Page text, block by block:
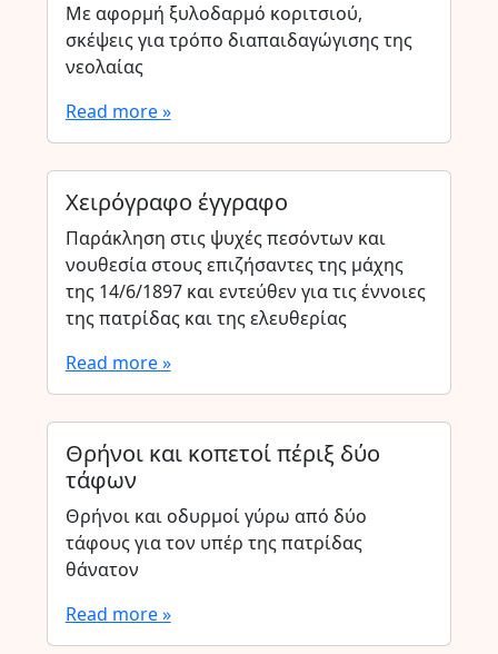
Με αφορμή ξυλοδαρμό κοριτσιού,
σκέψεις για τρόπο διαπαιδαγώγισης της
νεολαίας
Read more »
Χειρόγραφο έγγραφο
Παράκληση στις ψυχές πεσόντων και
νουθεσία στους επιζήσαντες της μάχης
της 14/6/1897 και εντεύθεν για τις έννοιες
της πατρίδας και της ελευθερίας
Read more »
Θρήνοι και κοπετοί πέριξ δύο
τάφων
Θρήνοι και οδυρμοί γύρω από δύο
τάφους για τον υπέρ της πατρίδας
θάνατον
Read more »